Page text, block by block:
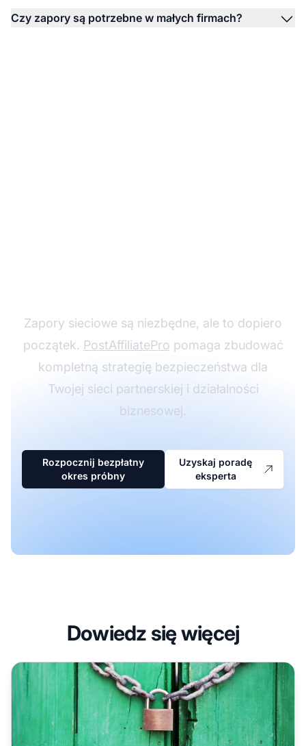
Czy zapory są potrzebne w małych firmach?
Zapory sieciowe są niezbędne, ale to dopiero
początek. PostAffiliatePro pomaga zbudować
kompletną strategię bezpieczeństwa dla
Twojej sieci partnerskiej i działalności
biznesowej.
Rozpocznij bezpłatny
okres próbny
Uzyskaj poradę
eksperta
Dowiedz się więcej
7 wskazówek bezpieczeństwa, które uchronią Twoją